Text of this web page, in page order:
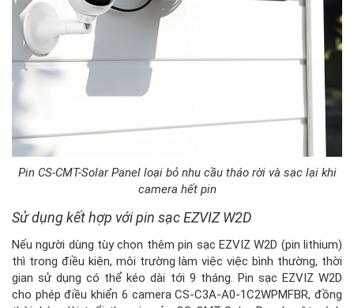
Pin CS-CMT-Solar Panel loại bỏ nhu cầu tháo rời và sạc lại khi
camera hết pin
Sử dụng kết hợp với pin sạc EZVIZ W2D
Nếu người dùng tùy chọn thêm pin sạc EZVIZ W2D (pin lithium)
thì trong điều kiện, môi trường làm việc việc bình thường, thời
gian sử dụng có thể kéo dài tới 9 tháng. Pin sạc EZVIZ W2D
cho phép điều khiển 6 camera CS-C3A-A0-1C2WPMFBR, đồng